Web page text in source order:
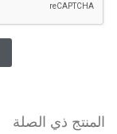
المنتج ذي الصلة